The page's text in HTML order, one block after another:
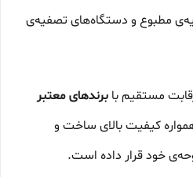
مطبوع و دستگاه‌های تصفیه‌ی
مستقیم با برندهای معتبر
کیفیت بالای ساخت و
خود قرار داده است.